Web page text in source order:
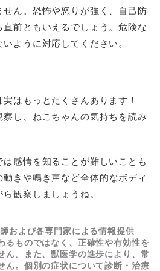
せん。恐怖や怒りが強く、自己防
前ともいえるでしょう。危険な
ように対応してください。
実はもっとたくさんあります！
し、ねこちゃんの気持ちを読み
は感情を知ることが難しいことも
動きや鳴き声など全体的なボディ
観察しましょうね。
および各専門家による情報提供
るものではなく、正確性や有効性を
ん。また、獣医学の進歩により、常
ん。個別の症状について診断・治療